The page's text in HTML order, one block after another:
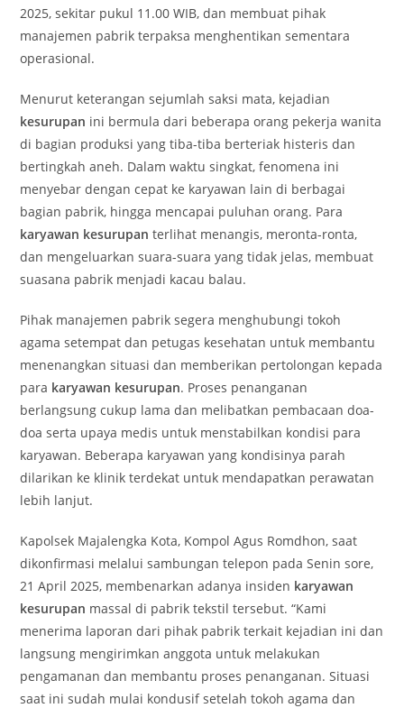
2025, sekitar pukul 11.00 WIB, dan membuat pihak
manajemen pabrik terpaksa menghentikan sementara
operasional.
Menurut keterangan sejumlah saksi mata, kejadian
kesurupan ini bermula dari beberapa orang pekerja wanita
di bagian produksi yang tiba-tiba berteriak histeris dan
bertingkah aneh. Dalam waktu singkat, fenomena ini
menyebar dengan cepat ke karyawan lain di berbagai
bagian pabrik, hingga mencapai puluhan orang. Para
karyawan kesurupan terlihat menangis, meronta-ronta,
dan mengeluarkan suara-suara yang tidak jelas, membuat
suasana pabrik menjadi kacau balau.
Pihak manajemen pabrik segera menghubungi tokoh
agama setempat dan petugas kesehatan untuk membantu
menenangkan situasi dan memberikan pertolongan kepada
para karyawan kesurupan. Proses penanganan
berlangsung cukup lama dan melibatkan pembacaan doa-
doa serta upaya medis untuk menstabilkan kondisi para
karyawan. Beberapa karyawan yang kondisinya parah
dilarikan ke klinik terdekat untuk mendapatkan perawatan
lebih lanjut.
Kapolsek Majalengka Kota, Kompol Agus Romdhon, saat
dikonfirmasi melalui sambungan telepon pada Senin sore,
21 April 2025, membenarkan adanya insiden karyawan
kesurupan massal di pabrik tekstil tersebut. “Kami
menerima laporan dari pihak pabrik terkait kejadian ini dan
langsung mengirimkan anggota untuk melakukan
pengamanan dan membantu proses penanganan. Situasi
saat ini sudah mulai kondusif setelah tokoh agama dan